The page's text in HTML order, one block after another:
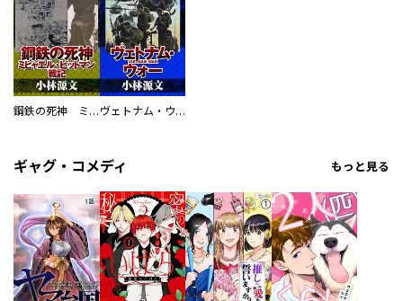
鋼鉄の死神 ミヒャエル・ビットマン戦記 ヴェトナム・ウォー VIETNAM WAR
ギャグ・コメディ もっと見る